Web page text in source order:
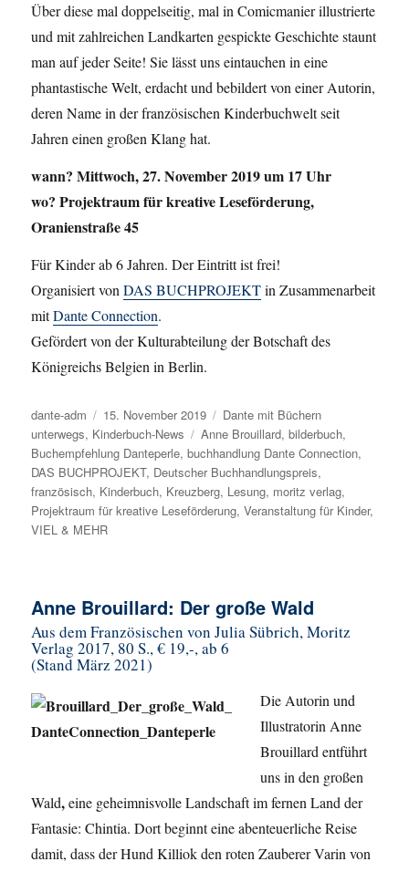
Über diese mal doppelseitig, mal in Comicmanier illustrierte
und mit zahlreichen Landkarten gespickte Geschichte staunt
man auf jeder Seite! Sie lässt uns eintauchen in eine
phantastische Welt, erdacht und bebildert von einer Autorin,
deren Name in der französischen Kinderbuchwelt seit
Jahren einen großen Klang hat.
wann? Mittwoch, 27. November 2019 um 17 Uhr
wo? Projektraum für kreative Leseförderung,
Oranienstraße 45
Für Kinder ab 6 Jahren. Der Eintritt ist frei!
Organisiert vonDAS BUCHPROJEKTin Zusammenarbeit
mitDante Connection.
Gefördert von der Kulturabteilung derBotschaft des
Königreichs Belgien in Berlin.
Autor
dante-adm
Veröffentlicht
am
15. November 2019 Kategorien
Dante mit Büchern
unterwegs, Kinderbuch-News Schlagwörter
Anne Brouillard,bilderbuch,
Buchempfehlung Danteperle,buchhandlung Dante Connection,
DAS BUCHPROJEKT, Deutscher Buchhandlungspreis,
französisch, Kinderbuch, Kreuzberg, Lesung, moritz verlag,
Projektraum für kreative Leseförderung,Veranstaltung für Kinder,
VIEL & MEHR
Anne Brouillard: Der große Wald
Aus dem Französischen von Julia Sübrich, Moritz
Verlag 2017, 80 S., € 19,-, ab 6
(Stand März 2021)
Die Autorin und
Illustratorin Anne
Brouillard entführt
uns in den großen
Wald,eine geheimnisvolle Landschaft im fernen Land der
Fantasie: Chintia. Dort beginnt eine abenteuerliche Reise
damit, dass der Hund Killiok den roten Zauberer Varin von